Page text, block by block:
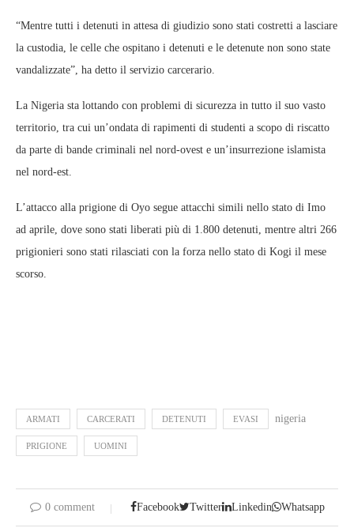
“Mentre tutti i detenuti in attesa di giudizio sono stati costretti a lasciare
la custodia, le celle che ospitano i detenuti e le detenute non sono state
vandalizzate”, ha detto il servizio carcerario.
La Nigeria sta lottando con problemi di sicurezza in tutto il suo vasto
territorio, tra cui un’ondata di rapimenti di studenti a scopo di riscatto
da parte di bande criminali nel nord-ovest e un’insurrezione islamista
nel nord-est.
L’attacco alla prigione di Oyo segue attacchi simili nello stato di Imo
ad aprile, dove sono stati liberati più di 1.800 detenuti, mentre altri 266
prigionieri sono stati rilasciati con la forza nello stato di Kogi il mese
scorso.
ARMATI CARCERATI DETENUTI EVASI nigeria
PRIGIONE UOMINI
0 comment Facebook Twitter Linkedin Whatsapp